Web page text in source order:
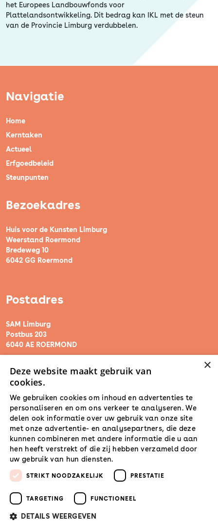
het Europees Landbouwfonds voor
Plattelandsontwikkeling. Dit bedrag kan IKL met de steun
van de Provincie Limburg verdubbelen.
Navigatie
Home
Kerntaken
Actueel
Erfgoedbeleid
Steunpunten
Bezoekadres
Huis voor de Kunsten Limburg
Weerstand Roermond
Bredeweg 10
6042 GG Roermond
Postadres
SAM Limburg
Postbus 203
6040 AE ROERMOND
steunpunt@sam-limburg.nl
0475-399281
×
Deze website maakt gebruik van
cookies.
We gebruiken cookies om inhoud en advertenties te
personaliseren en om ons verkeer te analyseren. We
delen ook informatie over uw gebruik van onze site
met onze advertentie- en analysepartners, die deze
kunnen combineren met andere informatie die u aan
hen heeft verstrekt of die zij hebben verzameld door
uw gebruik van hun diensten.
STRIKT NOODZAKELIJK PRESTATIE
TARGETING FUNCTIONEEL
DETAILS WEERGEVEN